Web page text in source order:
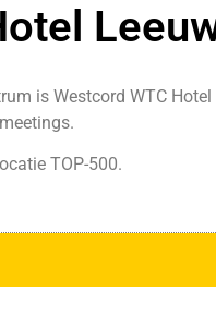
is Westcord WTC
TOP-500.